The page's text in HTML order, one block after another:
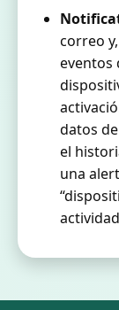
correo
eventos
datos
el
una